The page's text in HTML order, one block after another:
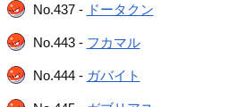
No.437 - ドータクン
No.443 - フカマル
No.444 - ガバイト